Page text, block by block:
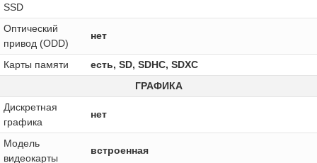
SSD
Оптический
привод (ODD)
нет
Карты памяти
есть, SD, SDHC, SDXC
ГРАФИКА
Дискретная
графика
нет
Модель
видеокарты
встроенная